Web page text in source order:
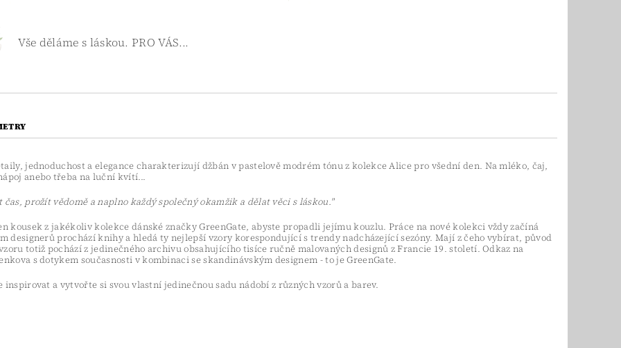
Vše děláme s láskou. PRO VÁS...
jednoduchost a elegance charakterizují džbán v pastelově modrém tónu z kolekce Alice pro všední den. Na mléko, čaj,
anebo třeba na luční kvítí...
čas, prožít vědomě a naplno každý společný okamžik a dělat věci s láskou."
kousek z jakékoliv kolekce dánské značky GreenGate, abyste propadli jejímu kouzlu. Práce na nové kolekci vždy začíná
designerů prochází knihy a hledá ty nejlepší vzory korespondující s trendy nadcházející sezóny. Mají z čeho vybírat, původ
totiž pochází z jedinečného archivu obsahujícího tisíce ručně malovaných designů z Francie 19. století. Odkaz na
s dotykem současnosti v kombinaci se skandinávským designem - to je GreenGate.
inspirovat a vytvořte si svou vlastní jedinečnou sadu nádobí z různých vzorů a barev.